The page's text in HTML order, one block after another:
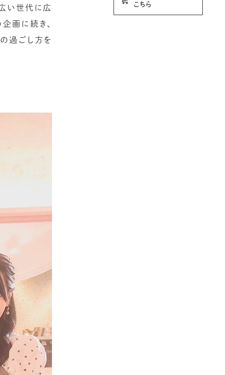
こちら
広い世代に広
画に続き、
過ごし方を